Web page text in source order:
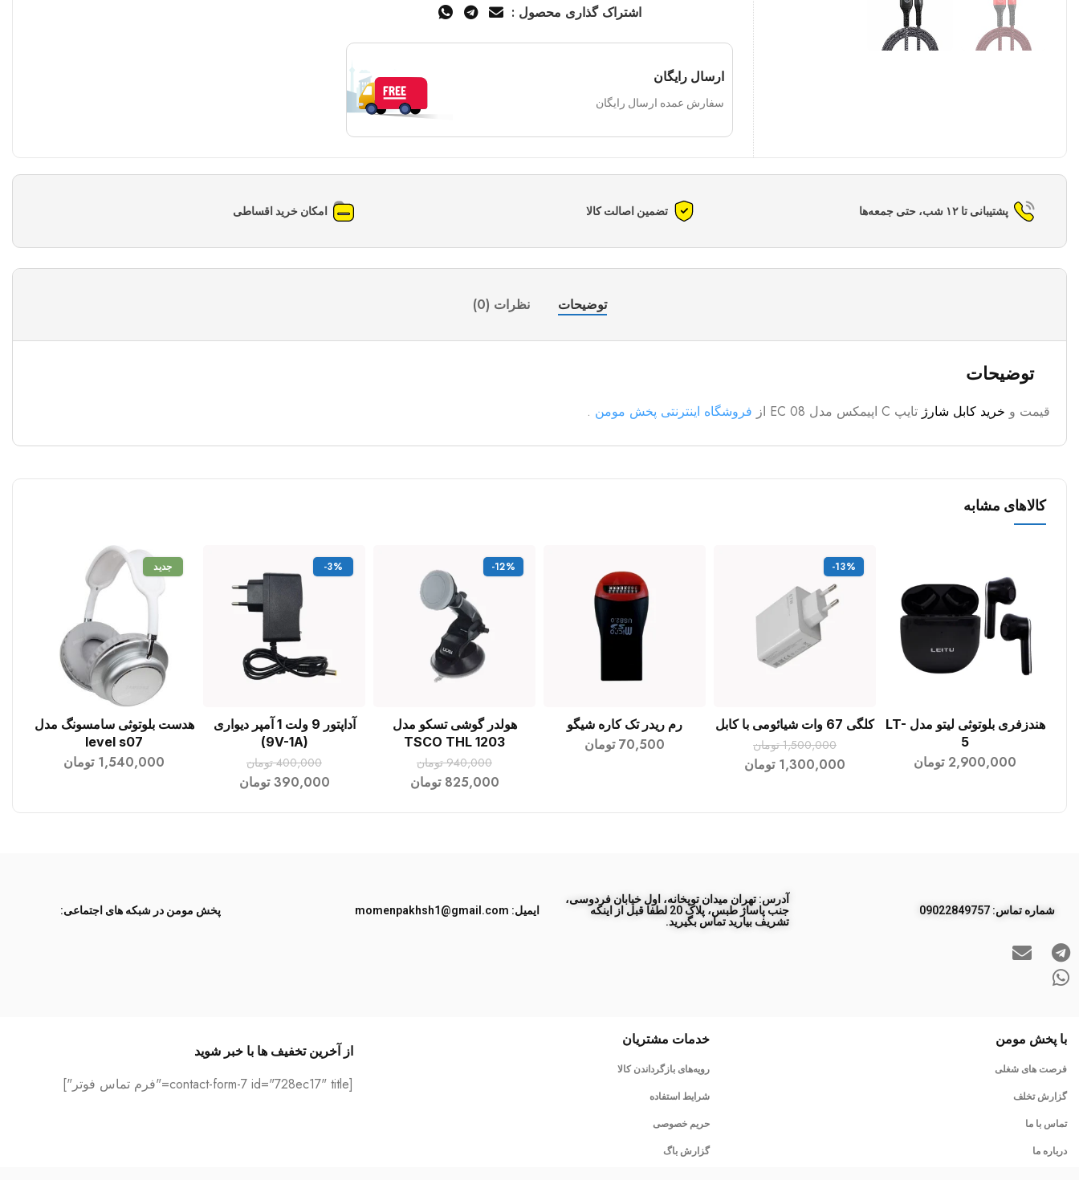
اشتراک گذاری محصول :
ارسال رایگان
سفارش عمده ارسال رایگان
پشتیبانی تا ۱۲ شب، حتی جمعه‌ها تضمین اصالت کالا امکان خرید اقساطی
توضیحات نظرات (0)
توضیحات
قیمت و خرید کابل شارژ تایپ C اپیمکس مدل EC 08 از فروشگاه اینترنتی پخش مومن .
کالاهای مشابه
افزودن به سبد خرید
هندزفری بلوتوثی لیتو مدل LT-
5
2,900,000 تومان
-13%
افزودن به سبد خرید کلگی 67 وات شیائومی با کابل
1,500,000 تومان
1,300,000 تومان
افزودن به سبد خرید
رم ریدر تک کاره شیگو
70,500 تومان
-12%
افزودن به سبد خرید
هولدر گوشی تسکو مدل
TSCO THL 1203
940,000 تومان
825,000 تومان
-3%
افزودن به سبد خرید
آداپتور 9 ولت 1 آمپر دیواری
(9V-1A)
400,000 تومان
390,000 تومان
جدید
افزودن به سبد خرید
هدست بلوتوثی سامسونگ مدل
level s07
1,540,000 تومان
ﺷﻤﺎره ﺗﻤﺎس: 09022849757
آدرس: تهران میدان توپخانه، اول خیابان فردوسی،
جنب پاساژ طبس، پلاک 20 لطفا قبل از اینکه
تشریف بیارید تماس بگیرید.
ایمیل: momenpakhsh1@gmail.com پخش مومن در شبکه های اجتماعی:
با پخش مومن
فرصت های شغلی
گزارش تخلف
تماس با ما
درباره ما
خدمات مشتریان
رویه‌های بازگرداندن کالا
شرایط استفاده
حریم خصوصی
گزارش باگ
از آخرین تخفیف ها با خبر شوید
[contact-form-7 id="728ec17" title="فرم تماس فوتر"]